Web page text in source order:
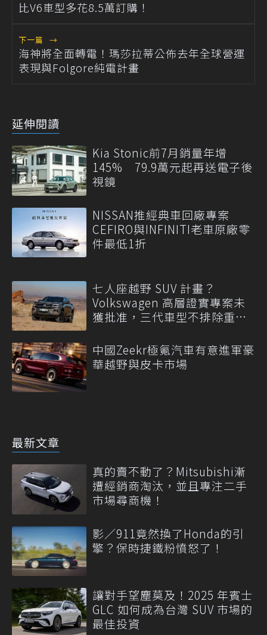
比V6車型多花8.5萬訂購！
下一篇 →
海神將全面轉電！瑪莎拉蒂公佈去年全球營運
表現與Folgore純電計畫
延伸閱讀
Kia Stonic前7月銷量年增
145% 79.9萬元起再送電子後
視鏡
NISSAN推經典車回廠專案
CEFIRO與INFINITI老車原廠零
件最低1折
七人座越野 SUV 計畫？
Volkswagen 高層證實專案未
獲批准，三代車型不排除重
中國Zeekr極氪汽車有意進軍豪
華越野與皮卡市場
最新文章
真的賣不動了？Mitsubishi漸
遭經銷商淘汰，並且專注二手
市場尋商機！
影／911竟然換了Honda的引
擎？保時捷鐵粉憤怒了！
讓對手望塵莫及！2025 年賓士
GLC 如何成為台灣 SUV 市場的
最佳投資